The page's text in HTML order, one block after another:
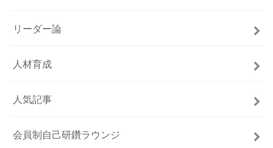
リーダー論
人材育成
人気記事
会員制自己研鑽ラウンジ